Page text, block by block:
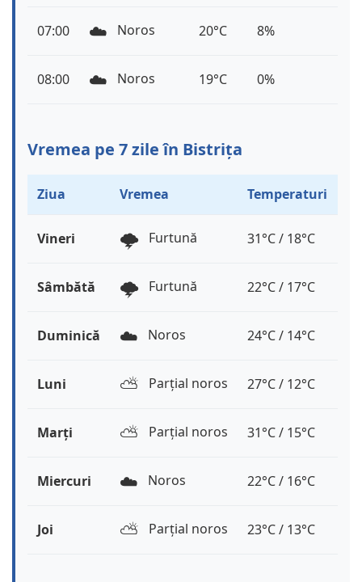
07:00 ☁️ Noros 20°C 8%
08:00 ☁️ Noros 19°C 0%
Vremea pe 7 zile în Bistrița
Ziua Vremea Temperaturi
Vineri 🌩️ Furtună 31°C / 18°C
Sâmbătă 🌩️ Furtună 22°C / 17°C
Duminică ☁️ Noros 24°C / 14°C
Luni ⛅️ Parțial noros 27°C / 12°C
Marți ⛅️ Parțial noros 31°C / 15°C
Miercuri ☁️ Noros 22°C / 16°C
Joi ⛅️ Parțial noros 23°C / 13°C